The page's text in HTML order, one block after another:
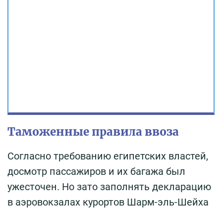
Таможенные правила ввоза
Согласно требованию египетских властей,
досмотр пассажиров и их багажа был
ужесточен. Но зато заполнять декларацию
в аэровокзалах курортов Шарм-эль-Шейха